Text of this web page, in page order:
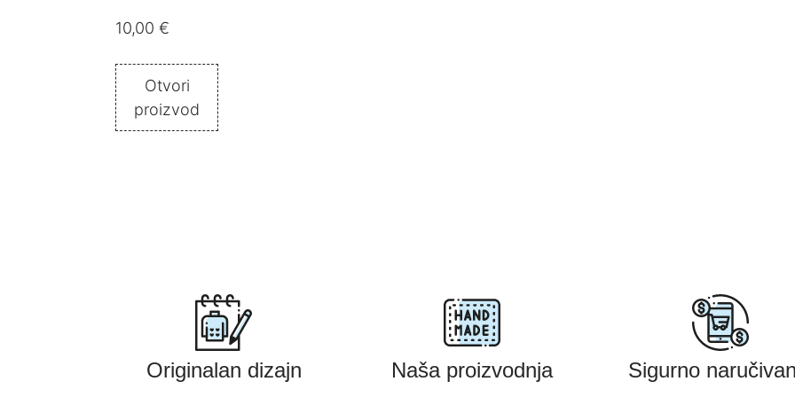
10,00 €
Otvori
proizvod
Originalan dizajn Naša proizvodnja Sigurno